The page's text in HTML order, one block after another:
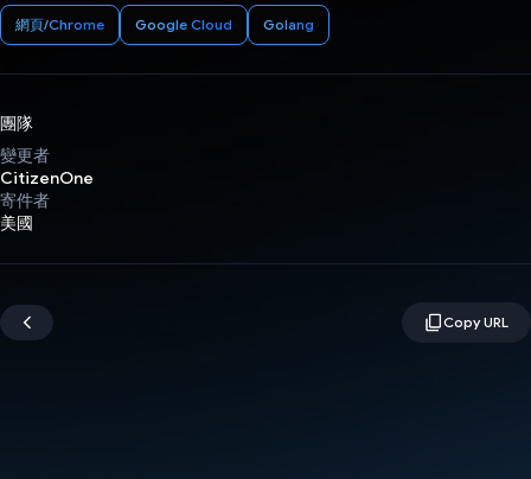
網頁/Chrome Google Cloud Golang
團隊
變更者
CitizenOne
寄件者
美國